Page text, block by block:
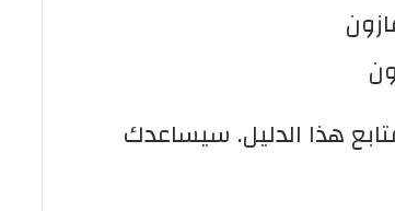
هذا الدليل. سيساعدك